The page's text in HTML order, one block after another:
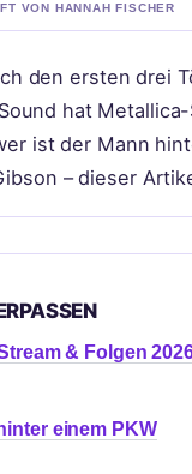
VON HANNAH FISCHER
den ersten drei
hat
ist der Mann
– dieser
& Folgen
einem PKW